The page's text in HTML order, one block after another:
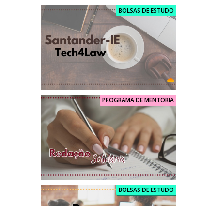
BOLSAS DE ESTUDO
PROGRAMA DE MENTORIA
BOLSAS DE ESTUDO